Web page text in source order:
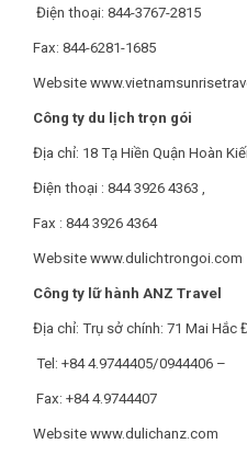
Điện thoại: 844-3767-2815
Fax: 844-6281-1685
Website
Công ty du lịch trọn gói
Địa chỉ: 18 Tạ Hiền Quận Hoàn
Điện thoại : 844 3926 4363 ,
Fax : 844 3926 4364
Website www.dulichtrongoi.com
Công ty lữ hành ANZ Travel
Địa chỉ: Trụ sở chính: 71 Mai Hắc
Tel: +84 4.9744405/0944406 –
Fax: +84 4.9744407
Website www.dulichanz.com